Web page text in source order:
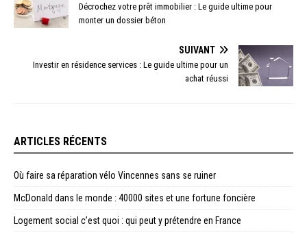
Décrochez votre prêt immobilier : Le guide ultime pour
monter un dossier béton
SUIVANT
Investir en résidence services : Le guide ultime pour un
achat réussi
ARTICLES RÉCENTS
Où faire sa réparation vélo Vincennes sans se ruiner
McDonald dans le monde : 40000 sites et une fortune foncière
Logement social c’est quoi : qui peut y prétendre en France